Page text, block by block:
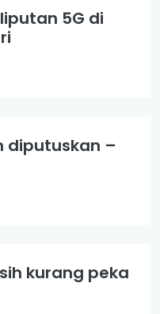
5G di
diputuskan –
kurang peka